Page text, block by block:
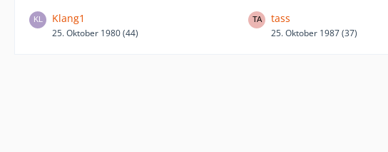
Klang1
25. Oktober 1980 (44)
tass
25. Oktober 1987 (37)